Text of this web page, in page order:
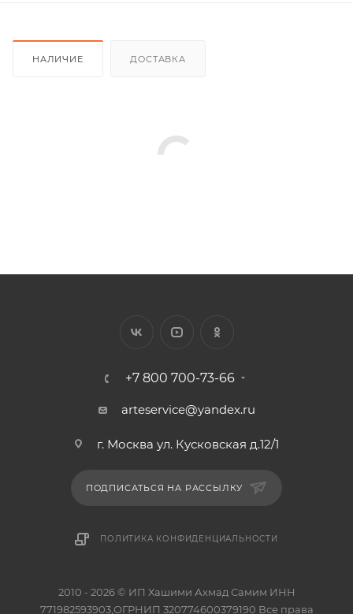
НАЛИЧИЕ ДОСТАВКА
+7 800 700-73-66
arteservice@yandex.ru
г. Москва ул. Кусковская д.12/1
ПОДПИСАТЬСЯ НА РАССЫЛКУ
ПОЛИТИКА КОНФИДЕНЦИАЛЬНОСТИ
2010 - 2026 © ИП Хашими Ахмад Самим ИНН
771982593903,ОГРНИП 320774600379190 Все права